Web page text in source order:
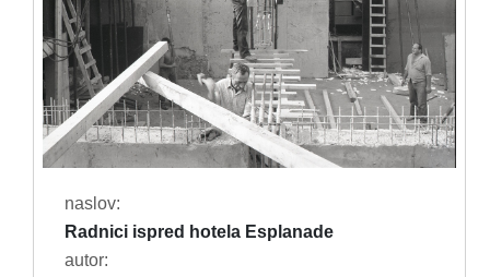
naslov:
Radnici ispred hotela Esplanade
autor: